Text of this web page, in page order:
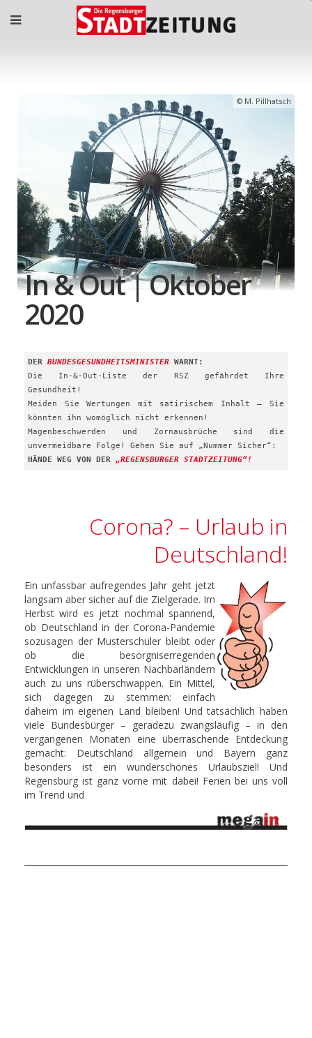
M. Pillhatsch
In & Out | Oktober
2020
DER BUNDESGESUNDHEITSMINISTER WARNT:
Die In-&-Out-Liste der RSZ gefährdet Ihre
Gesundheit!
Meiden Sie Wertungen mit satirischem Inhalt – Sie
könnten ihn womöglich nicht erkennen!
Magenbeschwerden und Zornausbrüche sind die
unvermeidbare Folge! Gehen Sie auf „Nummer Sicher“:
HÄNDE WEG VON DER „REGENSBURGER STADTZEITUNG“!
Corona? – Urlaub in
Deutschland!
Ein unfassbar aufregendes Jahr geht jetzt
langsam aber sicher auf die Zielgerade. Im
Herbst wird es jetzt nochmal spannend,
ob Deutschland in der Corona-Pandemie
sozusagen der Musterschüler bleibt oder
ob die besorgniserregenden
Entwicklungen in unseren Nachbarländern
auch zu uns rüberschwappen. Ein Mittel,
sich dagegen zu stemmen: einfach
daheim im eigenen Land bleiben! Und tatsächlich haben
viele Bundesbürger – geradezu zwangsläufig – in den
vergangenen Monaten eine überraschende Entdeckung
gemacht: Deutschland allgemein und Bayern ganz
besonders ist ein wunderschönes Urlaubsziel! Und
Regensburg ist ganz vorne mit dabei! Ferien bei uns voll
im Trend und